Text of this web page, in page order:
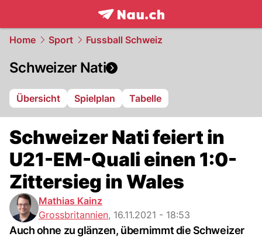
frontpage.NAU.ch
Home Sport Fussball Schweiz
Schweizer Nati
Übersicht Spielplan Tabelle
Schweizer Nati feiert in
U21-EM-Quali einen 1:0-
Zittersieg in Wales
Mathias Kainz
Grossbritannien, 16.11.2021 - 18:53
Auch ohne zu glänzen, übernimmt die Schweizer